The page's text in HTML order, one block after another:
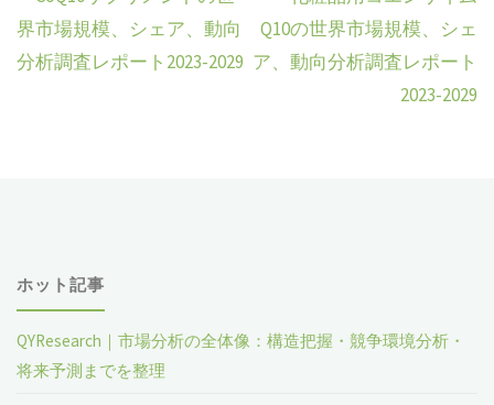
界市場規模、シェア、動向
分析調査レポート2023-2029
Q10の世界市場規模、シェ
ア、動向分析調査レポート
2023-2029
ホット記事
QYResearch｜市場分析の全体像：構造把握・競争環境分析・
将来予測までを整理